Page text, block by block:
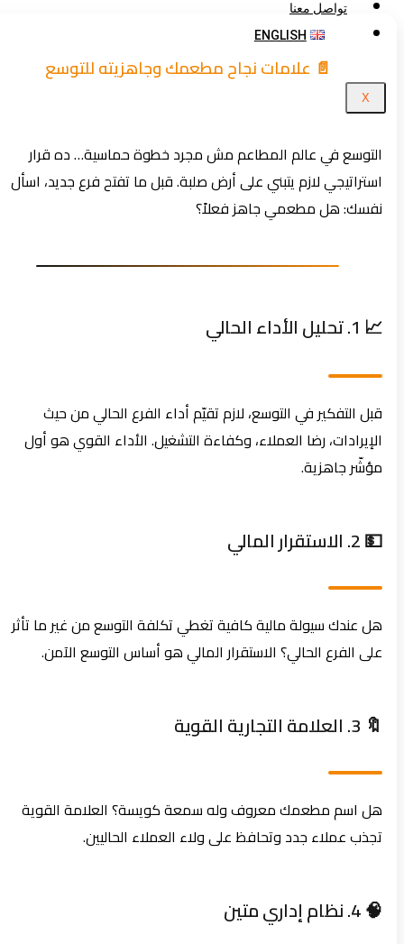
تواصل معنا
ENGLISH
📄 علامات نجاح مطعمك وجاهزيته للتوسع
التوسع في عالم المطاعم مش مجرد خطوة حماسية… ده قرار
استراتيجي لازم يتبني على أرض صلبة. قبل ما تفتح فرع جديد، اسأل
نفسك: هل مطعمي جاهز فعلاً؟
قبل التفكير في التوسع، لازم تقيّم أداء الفرع الحالي من حيث
الإيرادات، رضا العملاء، وكفاءة التشغيل. الأداء القوي هو أول
مؤشّر جاهزية.
هل عندك سيولة مالية كافية تغطي تكلفة التوسع من غير ما تأثر
على الفرع الحالي؟ الاستقرار المالي هو أساس التوسع الآمن.
هل اسم مطعمك معروف وله سمعة كويسة؟ العلامة القوية
تجذب عملاء جدد وتحافظ على ولاء العملاء الحاليين.